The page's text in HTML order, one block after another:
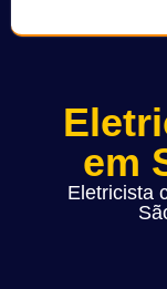
em
Eletricista